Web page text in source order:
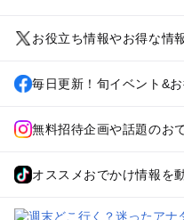
お役立ち情報やお得な情
毎日更新！旬イベント&
無料招待企画や話題のお
オススメおでかけ情報を